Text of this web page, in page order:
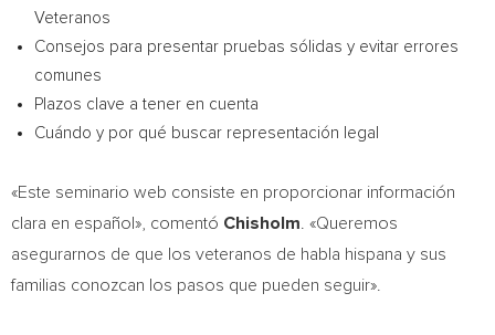
Veteranos
Consejos para presentar pruebas sólidas y evitar errores
comunes
Plazos clave a tener en cuenta
Cuándo y por qué buscar representación legal
«Este seminario web consiste en proporcionar información
clara en español», comentó Chisholm . «Queremos
asegurarnos de que los veteranos de habla hispana y sus
familias conozcan los pasos que pueden seguir».